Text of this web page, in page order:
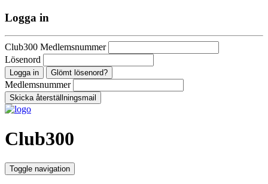
Logga in
Club300 Medlemsnummer
Lösenord
Glömt lösenord?
Medlemsnummer
Club300
Toggle navigation